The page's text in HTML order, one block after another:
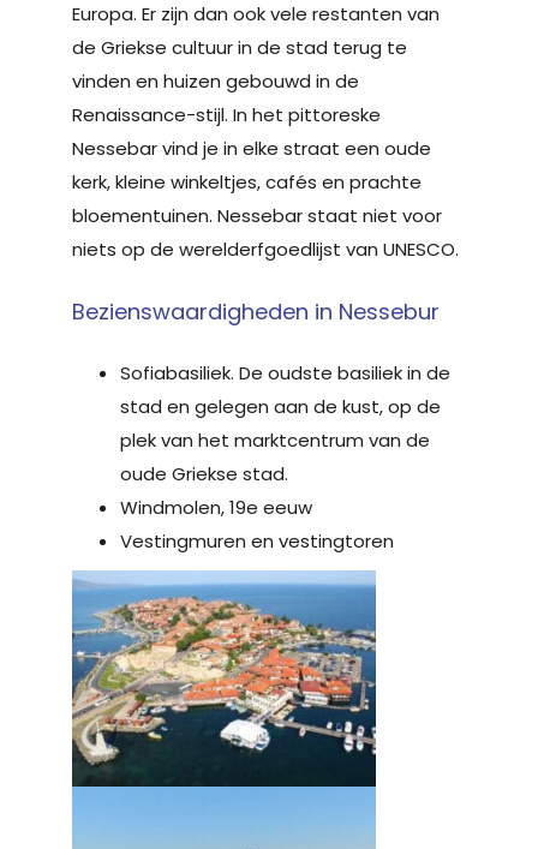
Europa. Er zijn dan ook vele restanten van
de Griekse cultuur in de stad terug te
vinden en huizen gebouwd in de
Renaissance-stijl. In het pittoreske
Nessebar vind je in elke straat een oude
kerk, kleine winkeltjes, cafés en prachte
bloementuinen. Nessebar staat niet voor
niets op de werelderfgoedlijst van UNESCO.
Bezienswaardigheden in Nessebur
Sofiabasiliek. De oudste basiliek in de
stad en gelegen aan de kust, op de
plek van het marktcentrum van de
oude Griekse stad.
Windmolen, 19e eeuw
Vestingmuren en vestingtoren